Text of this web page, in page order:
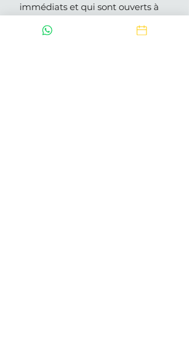
immédiats et qui sont ouverts à